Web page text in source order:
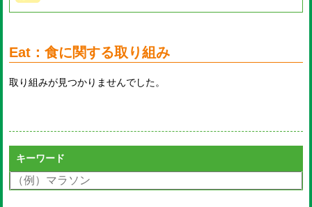
Eat：食に関する取り組み
取り組みが見つかりませんでした。
キーワード